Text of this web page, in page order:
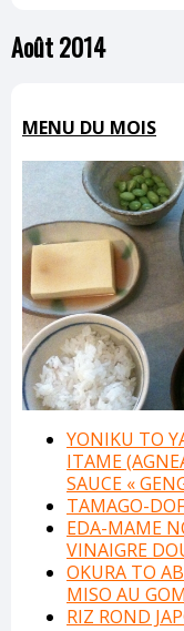
Août 2014
MENU DU MOIS
YONIKU TO
ITAME
SAUCE «
TAMAGO-
EDA-MAME
VINAIGRE
OKURA TO
MISO AU
RIZ ROND